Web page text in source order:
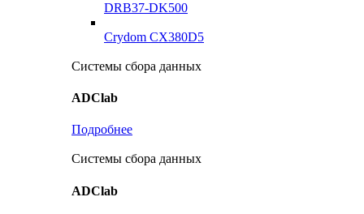
DRB37-DK500
Crydom CX380D5
Системы сбора данных
ADClab
Подробнее
Системы сбора данных
ADClab